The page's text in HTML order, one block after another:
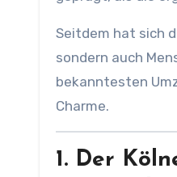
Seitdem hat sich
sondern auch
bekanntesten
Charme.
1. Der